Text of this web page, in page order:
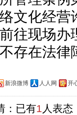
文化经营
往现场办
存在法律
新浪微博 人人网 开
：已有1 人表态